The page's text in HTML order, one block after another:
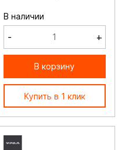
В наличии
- +
В корзину
Купить в 1 клик